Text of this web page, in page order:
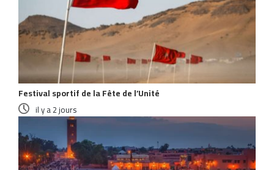
Festival sportif de la Fête de l’Unité
il y a 2 jours